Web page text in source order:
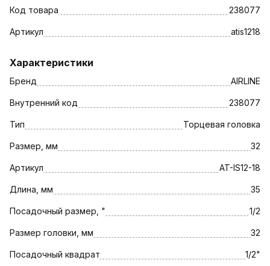
Код товара 238077
Артикул atis1218
Характеристики
Бренд AIRLINE
Внутренний код 238077
Тип Торцевая головка
Размер, мм 32
Артикул AT-IS12-18
Длина, мм 35
Посадочный размер, " 1/2
Размер головки, мм 32
Посадочный квадрат 1/2"